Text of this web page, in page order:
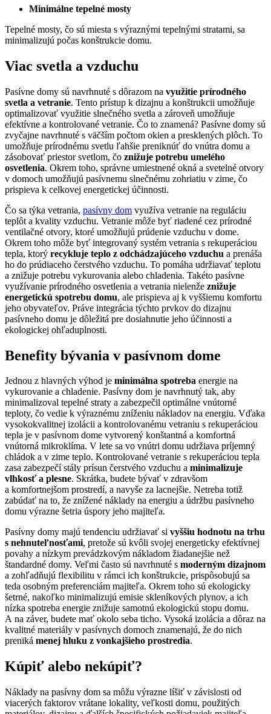
Minimálne tepelné mosty
Tepelné mosty, čo sú miesta s výraznými tepelnými stratami, sa
minimalizujú počas konštrukcie domu.
Viac svetla a vzduchu
Pasívne domy sú navrhnuté s dôrazom na využitie prírodného
svetla a vetranie. Tento prístup k dizajnu a konštrukcii umožňuje
optimalizovať využitie slnečného svetla a zároveň umožňuje
efektívne a kontrolované vetranie. Čo to znamená? Pasívne domy sú
zvyčajne navrhnuté s väčším počtom okien a presklených plôch. To
umožňuje prírodnému svetlu ľahšie preniknúť do vnútra domu a
zásobovať priestor svetlom, čo znižuje potrebu umelého
osvetlenia. Okrem toho, správne umiestnené okná a svetelné otvory
v domoch umožňujú pasívnemu slnečnému zohriatiu v zime, čo
prispieva k celkovej energetickej účinnosti.
Čo sa týka vetrania, pasívny dom využíva vetranie na reguláciu
teplôt a kvality vzduchu. Vetranie môže byť riadené cez prírodné
ventilačné otvory, ktoré umožňujú prúdenie vzduchu v dome.
Okrem toho môže byť integrovaný systém vetrania s rekuperáciou
tepla, ktorý recykluje teplo z odchádzajúceho vzduchu a prenáša
ho do prúdiaceho čerstvého vzduchu. To pomáha udržiavať teplotu
a znižuje potrebu vykurovania alebo chladenia. Takéto pasívne
využívanie prírodného osvetlenia a vetrania nielenže znižuje
energetickú spotrebu domu, ale prispieva aj k vyššiemu komfortu
jeho obyvateľov. Práve integrácia týchto prvkov do dizajnu
pasívneho domu je dôležitá pre dosiahnutie jeho účinnosti a
ekologickej ohľaduplnosti.
Benefity bývania v pasívnom dome
Jednou z hlavných výhod je minimálna spotreba energie na
vykurovanie a chladenie. Pasívny dom je navrhnutý tak, aby
minimalizoval tepelné straty a zabezpečil optimálne vnútorné
teploty, čo vedie k výraznému zníženiu nákladov na energiu. Vďaka
vysokokvalitnej izolácii a kontrolovanému vetraniu s rekuperáciou
tepla je v pasívnom dome vytvorený konštantná a komfortná
vnútorná mikroklíma. V lete sa vo vnútri domu udržiava príjemný
chládok a v zime teplo. Kontrolované vetranie s rekuperáciou tepla
zasa zabezpečí stály prísun čerstvého vzduchu a minimalizuje
vlhkosť a plesne. Skrátka, budete bývať v zdravšom
a komfortnejšom prostredí, a navyše za lacnejšie. Netreba totiž
zabúdať na to, že znížené náklady na energiu a údržbu pasívneho
domu výrazne šetria úspory jeho majiteľa.
Pasívny domy majú tendenciu udržiavať si vyššiu hodnotu na trhu
s nehnuteľnosťami, pretože sú kvôli svojej energeticky efektívnej
povahy a nízkym prevádzkovým nákladom žiadanejšie než
štandardné domy. Veľmi často sú navrhnuté s moderným dizajnom
a zohľadňujú flexibilitu v rámci ich konštrukcie, prispôsobujú sa
teda osobným preferenciám majiteľa. Okrem toho sú ekologicky
šetrné, nakoľko minimalizujú emisie skleníkových plynov, a ich
nízka spotreba energie znižuje samotnú ekologickú stopu domu.
A na záver, budete mať okolo seba ticho. Vysoká izolácia a dôraz na
kvalitné materiály v pasívnych domoch znamenajú, že do nich
preniká menej hluku z vonkajšieho prostredia.
Kúpiť alebo nekúpiť?
Náklady na pasívny dom sa môžu výrazne líšiť v závislosti od
viacerých faktorov vrátane lokality, veľkosti domu, použitých